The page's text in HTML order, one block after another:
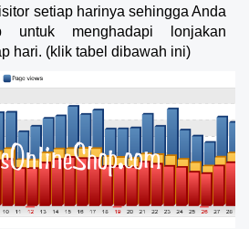
setiap harinya sehingga Anda
untuk menghadapi lonjakan
hari. (klik tabel dibawah ini)